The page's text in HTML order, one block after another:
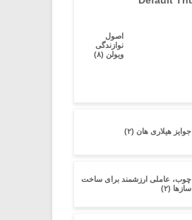
اصول
نوازندگی
ویولن (۸)
جوایز هیلاری هان (۲)
چوب، عاملی ارزشمند برای ساخت
سازها (۲)